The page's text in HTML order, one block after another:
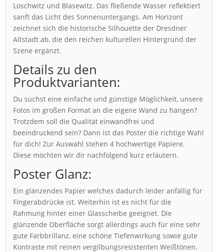
Loschwitz und Blasewitz. Das fließende Wasser reflektiert
sanft das Licht des Sonnenuntergangs. Am Horizont
zeichnet sich die historische Silhouette der Dresdner
Altstadt ab, die den reichen kulturellen Hintergrund der
Szene ergänzt.
Details zu den
Produktvarianten:
Du suchst eine einfache und günstige Möglichkeit, unsere
Fotos im großen Format an die eigene Wand zu hängen?
Trotzdem soll die Qualität einwandfrei und
beeindruckend sein? Dann ist das Poster die richtige Wahl
für dich! Zur Auswahl stehen 4 hochwertige Papiere.
Diese möchten wir dir nachfolgend kurz erläutern.
Poster Glanz:
Ein glänzendes Papier welches dadurch leider anfällig für
Fingerabdrücke ist. Weiterhin ist es nicht für die
Rahmung hinter einer Glasscheibe geeignet. Die
glänzende Oberfläche sorgt allerdings auch für eine sehr
gute Farbbrillanz, eine schöne Tiefenwirkung sowie gute
Kontraste mit reinen vergilbungsresistenten Weißtönen.